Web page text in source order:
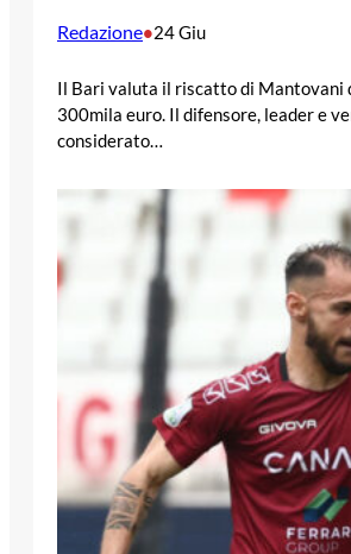
Redazione•24 Giu
Il Bari valuta il riscatto di Mantovani
300mila euro. Il difensore, leader e
considerato…